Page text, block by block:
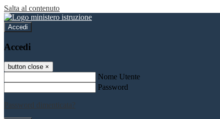
Salta al contenuto
Accedi
Accedi
button close ×
Nome Utente
Password
Password dimenticata?